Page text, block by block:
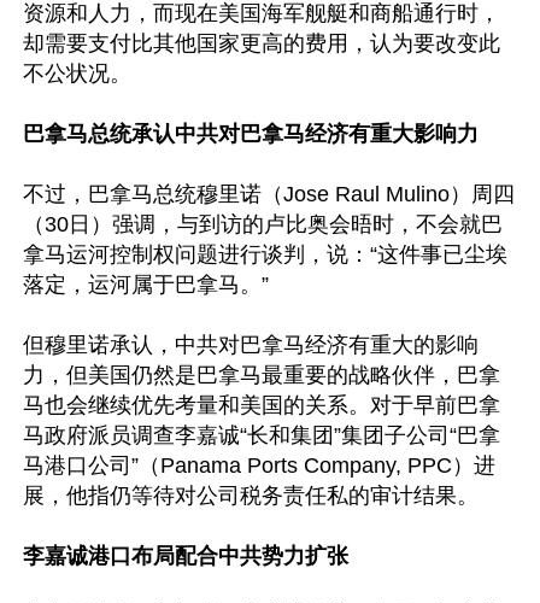
资源和人力，而现在美国海军舰艇和商船通行时，
却需要支付比其他国家更高的费用，认为要改变此
不公状况。
巴拿马总统承认中共对巴拿马经济有重大影响力
不过，巴拿马总统穆里诺（Jose Raul Mulino）周四
（30日）强调，与到访的卢比奥会晤时，不会就巴
拿马运河控制权问题进行谈判，说：“这件事已尘埃
落定，运河属于巴拿马。”
但穆里诺承认，中共对巴拿马经济有重大的影响
力，但美国仍然是巴拿马最重要的战略伙伴，巴拿
马也会继续优先考量和美国的关系。对于早前巴拿
马政府派员调查李嘉诚“长和集团”集团子公司“巴拿
马港口公司”（Panama Ports Company, PPC）进
展，他指仍等待对公司税务责任私的审计结果。
李嘉诚港口布局配合中共势力扩张